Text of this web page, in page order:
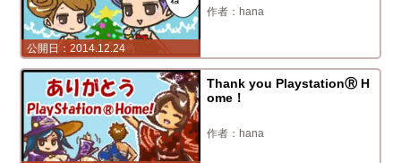
2014.12.24
hana
Thank you PlaystationⓇ H
ome！
hana